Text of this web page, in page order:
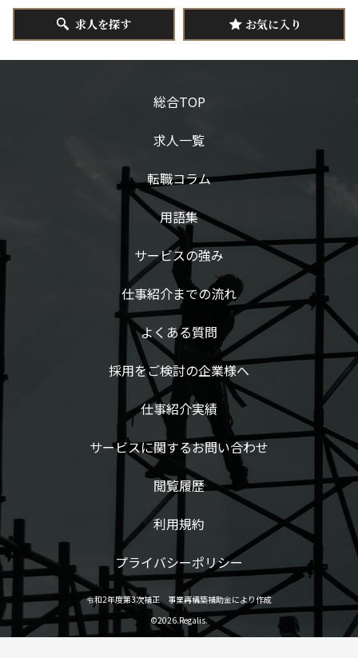
求人を探す お気に入り
総合TOP
求人一覧
転職コラム
用語集
サービスの強み
仕事紹介までの流れ
よくある質問
採用をご検討の企業様へ
仕事紹介実績
サービスに関するお問い合わせ
閲覧履歴
利用規約
プライバシーポリシー
令和2年度第3次補正 事業再構築補助金により作成
©2026.Regalis.